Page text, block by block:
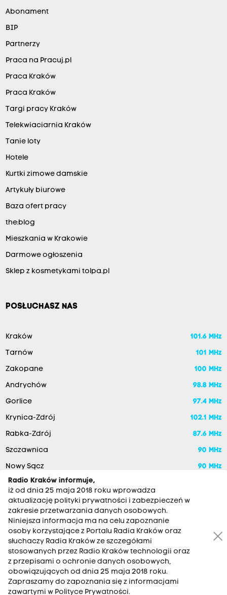
Abonament
BIP
Partnerzy
Praca na Pracuj.pl
Praca Kraków
Praca Kraków
Targi pracy Kraków
Telekwiaciarnia Kraków
Tanie loty
Hotele
Kurtki zimowe damskie
Artykuły biurowe
Baza ofert pracy
the:blog
Mieszkania w Krakowie
Darmowe ogłoszenia
Sklep z kosmetykami tolpa.pl
POSŁUCHASZ NAS
Kraków 101.6 MHz
Tarnów 101 MHz
Zakopane 100 MHz
Andrychów 98.8 MHz
Gorlice 97.4 MHz
Krynica-Zdrój 102.1 MHz
Rabka-Zdrój 87.6 MHz
Szczawnica 90 MHz
Nowy Sącz 90 MHz
RADIO KRAKÓW SA. Aleja Juliusza Słowackiego 22, 30-007
Kraków
Antena: 12 200 33 33
Radio Kraków informuje,
iż od dnia 25 maja 2018 roku wprowadza
aktualizację polityki prywatności i zabezpieczeń w
zakresie przetwarzania danych osobowych.
Niniejsza informacja ma na celu zapoznanie
osoby korzystające z Portalu Radia Kraków oraz
słuchaczy Radia Kraków ze szczegółami
stosowanych przez Radio Kraków technologii oraz
z przepisami o ochronie danych osobowych,
obowiązujących od dnia 25 maja 2018 roku.
Zapraszamy do zapoznania się z informacjami
zawartymi w Polityce Prywatności.